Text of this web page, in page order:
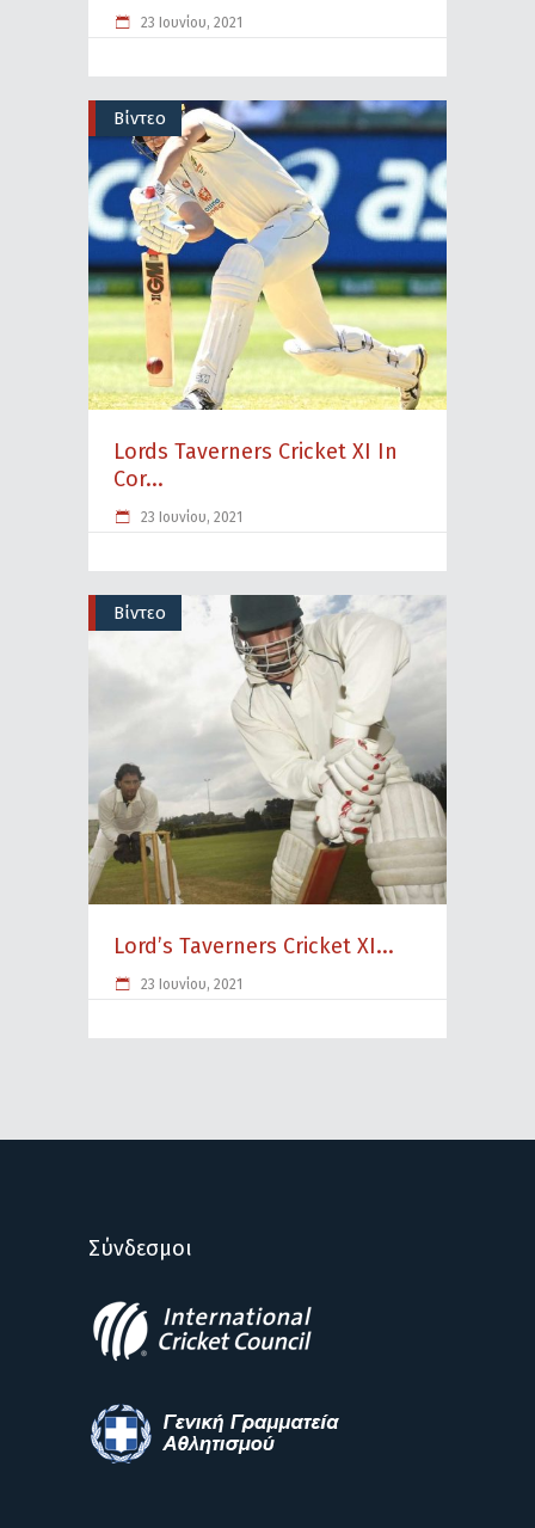
23 Ιουνίου, 2021
Βίντεο
Lords Taverners Cricket XI In
Cor...
23 Ιουνίου, 2021
Βίντεο
Lord’s Taverners Cricket XI...
23 Ιουνίου, 2021
Σύνδεσμοι